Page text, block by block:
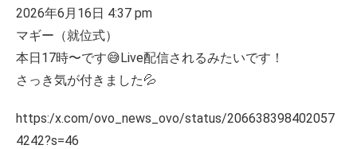
2026年6月16日 4:37 pm
マギー（就位式）
本日17時〜です😅Live配信されるみたいです！
さっき気が付きました💦
https:/x.com/ovo_news_ovo/status/206638398402057
4242?s=46